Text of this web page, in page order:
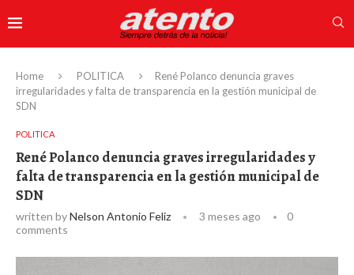
Home POLITICA
René Polanco denuncia graves
irregularidades y falta de transparencia en la gestión municipal de
SDN
POLITICA
René Polanco denuncia graves irregularidades y
falta de transparencia en la gestión municipal de
SDN
written byNelson Antonio Feliz 3 meses ago
0
comments